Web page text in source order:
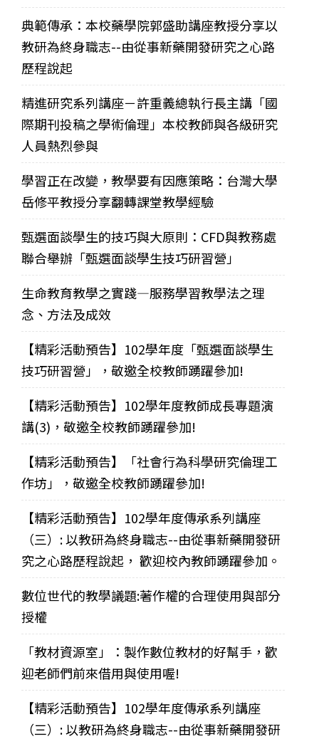
典範傳承：本校藥學院郭盛助講座教授分享以
教研為終身職志--由從事新藥開發研究之心路
歷程說起
精進研究系列講座－許重義總執行長主講「國
際期刊投稿之學術倫理」本校教師與各級研究
人員熱烈參與
學習正在改變，教學要有因應策略：台灣大學
岳修平教授分享翻轉課堂教學經驗
甄選面談學生的技巧與大原則：CFD與教務處
聯合舉辦「甄選面談學生技巧研習營」
生命教育教學之實踐—服務學習教學法之理
念、方法及成效
【精彩活動預告】102學年度「甄選面談學生
技巧研習營」，敬邀全校教師踴躍參加!
【精彩活動預告】102學年度教師成長專題演
講(3)，敬邀全校教師踴躍參加!
【精彩活動預告】「社會行為科學研究倫理工
作坊」，敬邀全校教師踴躍參加!
【精彩活動預告】102學年度傳承系列講座
（三）: 以教研為終身職志--由從事新藥開發研
究之心路歷程說起， 歡迎校內教師踴躍參加。
數位世代的教學議題:著作權的合理使用與部分
授權
「教材資源室」：製作數位教材的好幫手，歡
迎老師們前來借用與使用喔!
【精彩活動預告】102學年度傳承系列講座
（三）: 以教研為終身職志--由從事新藥開發研